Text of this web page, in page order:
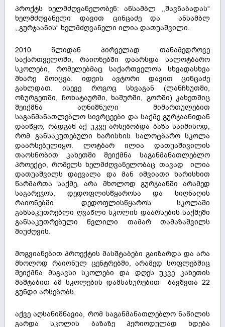
პროქტს ხელმძღვანელობენ: ანსამბლ ,,შავნაბადას“
ხელმძღვანელი დავით ცინცაძე და ანსამბლ
,,გურჯაანის“ ხელმძღვანელი ილია დათუაშვილი.
2010 წლიდან პირველად თანამედროვე
საქართველოში, რაიონებში დაარსდა სალოტბარო
სკოლები, რომელებმაც საქართველოს სხვადასხვა
მხარე მოიცვა. იდეის ავტორი დავით ცინცაძე
გახლდათ. ისევე როგოც სხვაგან (ლანჩხუთში,
ოზურგეთში, ჩოხატაურში, ხაშურში, გორში) კახეთშიც
შეიქმნა აღნიშნული მიმართულებით
საგანმანათლებლო სივრცეები და საქმე გურჯაანიდან
დაიწყო, რადგან აქ უკვე არსებობდა ბაზა საიმისოდ,
რომ განსაკუთებული ხარისხის სალოტბარო სკოლა
დაარსებულიყო. ლოტბარ ილია დათუაშივილის
თაოსნობით კახეთში შეიქმნა საგანმანათლებლო
პროექტი, რომელს ხელმძღვანელობაც თავად ილია
დათუაშვილს დაევალა და მან იშვიათი ხარისხით
წარმართა საქმე, არა მხოლოდ გურჯაანში არამედ
საგარეჯოს, დედოფლისწყაროსა და სიღნაღის
რაიონებში. დედოფლისწყაროს სკოლაში
განსაკუთრებლი ღვაწლი სკოლის დაარსების საქმეში
განსაკუთრებული წვლილი თამარ თამაზაშვილს
მიუძღვის.
მოგვიანებით პროექტის მასშტაბები გაიზარდა და არა
მხოლოდ რაიონულ ცენტრებში, არამედ სოფლებშიც
შეიქმნა მსგავსი სკოლები და დღეს უკვე კახეთის
მაშტაბით ამ სკოლების დამსახურებით ბავშვთა 22
გუნდი არსებობს.
აქვე აღსანიშნავია, რომ საგანმანათლებლო ნაწილის
გარდა სკოლის ბაზაზე პერიოდულად ხდება